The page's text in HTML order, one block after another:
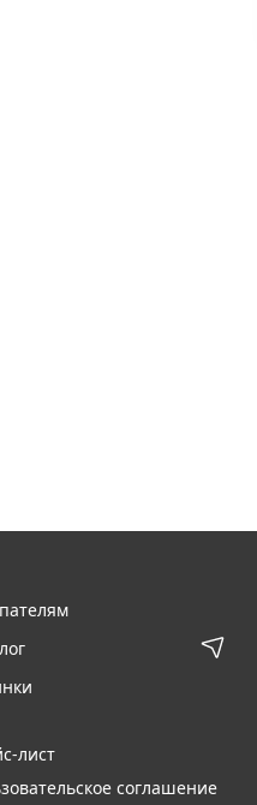
лист
соглашение